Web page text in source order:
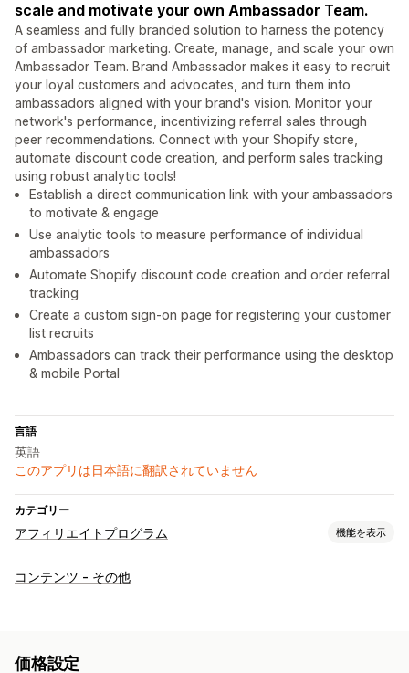
scale and motivate your own Ambassador Team.
A seamless and fully branded solution to harness the potency
of ambassador marketing. Create, manage, and scale your own
Ambassador Team. Brand Ambassador makes it easy to recruit
your loyal customers and advocates, and turn them into
ambassadors aligned with your brand's vision. Monitor your
network's performance, incentivizing referral sales through
peer recommendations. Connect with your Shopify store,
automate discount code creation, and perform sales tracking
using robust analytic tools!
Establish a direct communication link with your ambassadors
to motivate & engage
Use analytic tools to measure performance of individual
ambassadors
Automate Shopify discount code creation and order referral
tracking
Create a custom sign-on page for registering your customer
list recruits
Ambassadors can track their performance using the desktop
& mobile Portal
言語
英語
このアプリは日本語に翻訳されていません
カテゴリー
アフィリエイトプログラム 機能を表示
コミッションオプション
業績追跡 アフィリエイトリンク
コンテンツ - その他
価格設定